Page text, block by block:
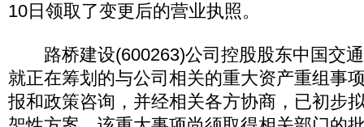
10日领取了变更后的营业执照。
路桥建设(600263)公司控股股东中国交通
就正在筹划的与公司相关的重大资产重组事
报和政策咨询，并经相关各方协商，已初步